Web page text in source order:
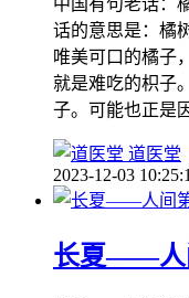
中国有句老话：
话的意思是：橘
唯美可口的橘子
就是难吃的枳子
子。可能也正是
道医堂
2023-12-03
长夏——人